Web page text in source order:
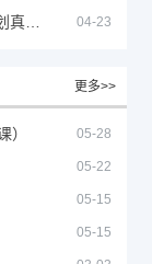
04-23
更多>>
） 05-28
05-22
05-15
05-15